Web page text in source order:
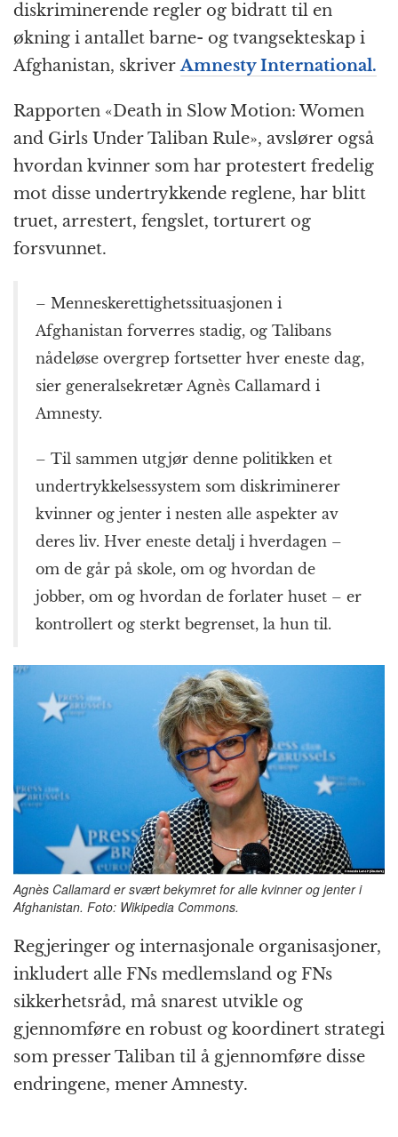
diskriminerende regler og bidratt til en
økning i antallet barne- og tvangsekteskap i
Afghanistan, skriverAmnesty International.
Rapporten «Death in Slow Motion: Women
and Girls Under Taliban Rule», avslører også
hvordan kvinner som har protestert fredelig
mot disse undertrykkende reglene, har blitt
truet, arrestert, fengslet, torturert og
forsvunnet.
– Menneskerettighetssituasjonen i
Afghanistan forverres stadig, og Talibans
nådeløse overgrep fortsetter hver eneste dag,
sier generalsekretær Agnès Callamard i
Amnesty.
– Til sammen utgjør denne politikken et
undertrykkelsessystem som diskriminerer
kvinner og jenter i nesten alle aspekter av
deres liv. Hver eneste detalj i hverdagen –
om de går på skole, om og hvordan de
jobber, om og hvordan de forlater huset – er
kontrollert og sterkt begrenset, la hun til.
Agnès Callamard er svært bekymret for alle kvinner og jenter i
Afghanistan. Foto: Wikipedia Commons.
Regjeringer og internasjonale organisasjoner,
inkludert alle FNs medlemsland og FNs
sikkerhetsråd, må snarest utvikle og
gjennomføre en robust og koordinert strategi
som presser Taliban til å gjennomføre disse
endringene, mener Amnesty.